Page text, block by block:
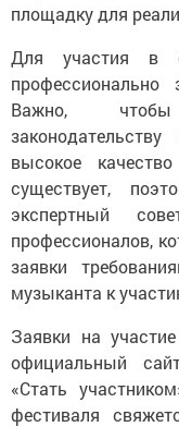
площадку для
Для участия в
профессионально
Важно, чтобы
высокое
существует,
экспертный
профессионалов,
заявки
музыканта к
Заявки на
официальный
«Стать
фестиваля